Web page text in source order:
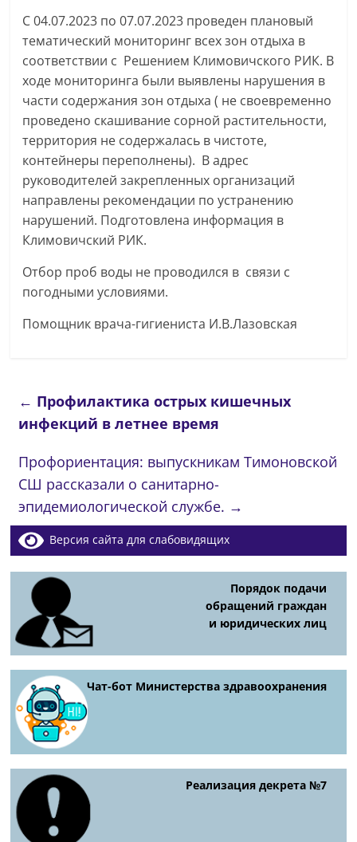
С 04.07.2023 по 07.07.2023 проведен плановый
тематический мониторинг всех зон отдыха в
соответствии с Решением Климовичского РИК. В
ходе мониторинга были выявлены нарушения в
части содержания зон отдыха ( не своевременно
проведено скашивание сорной растительности,
территория не содержалась в чистоте,
контейнеры переполнены). В адрес
руководителей закрепленных организаций
направлены рекомендации по устранению
нарушений. Подготовлена информация в
Климовичский РИК.
Отбор проб воды не проводился в связи с
погодными условиями.
Помощник врача-гигиениста И.В.Лазовская
← Профилактика острых кишечных
инфекций в летнее время
Профориентация: выпускникам Тимоновской
СШ рассказали о санитарно-
эпидемиологической службе. →
Версия сайта для слабовидящих
Порядок подачи
обращений граждан
и юридических лиц
Чат-бот Министерства здравоохранения
Реализация декрета №7